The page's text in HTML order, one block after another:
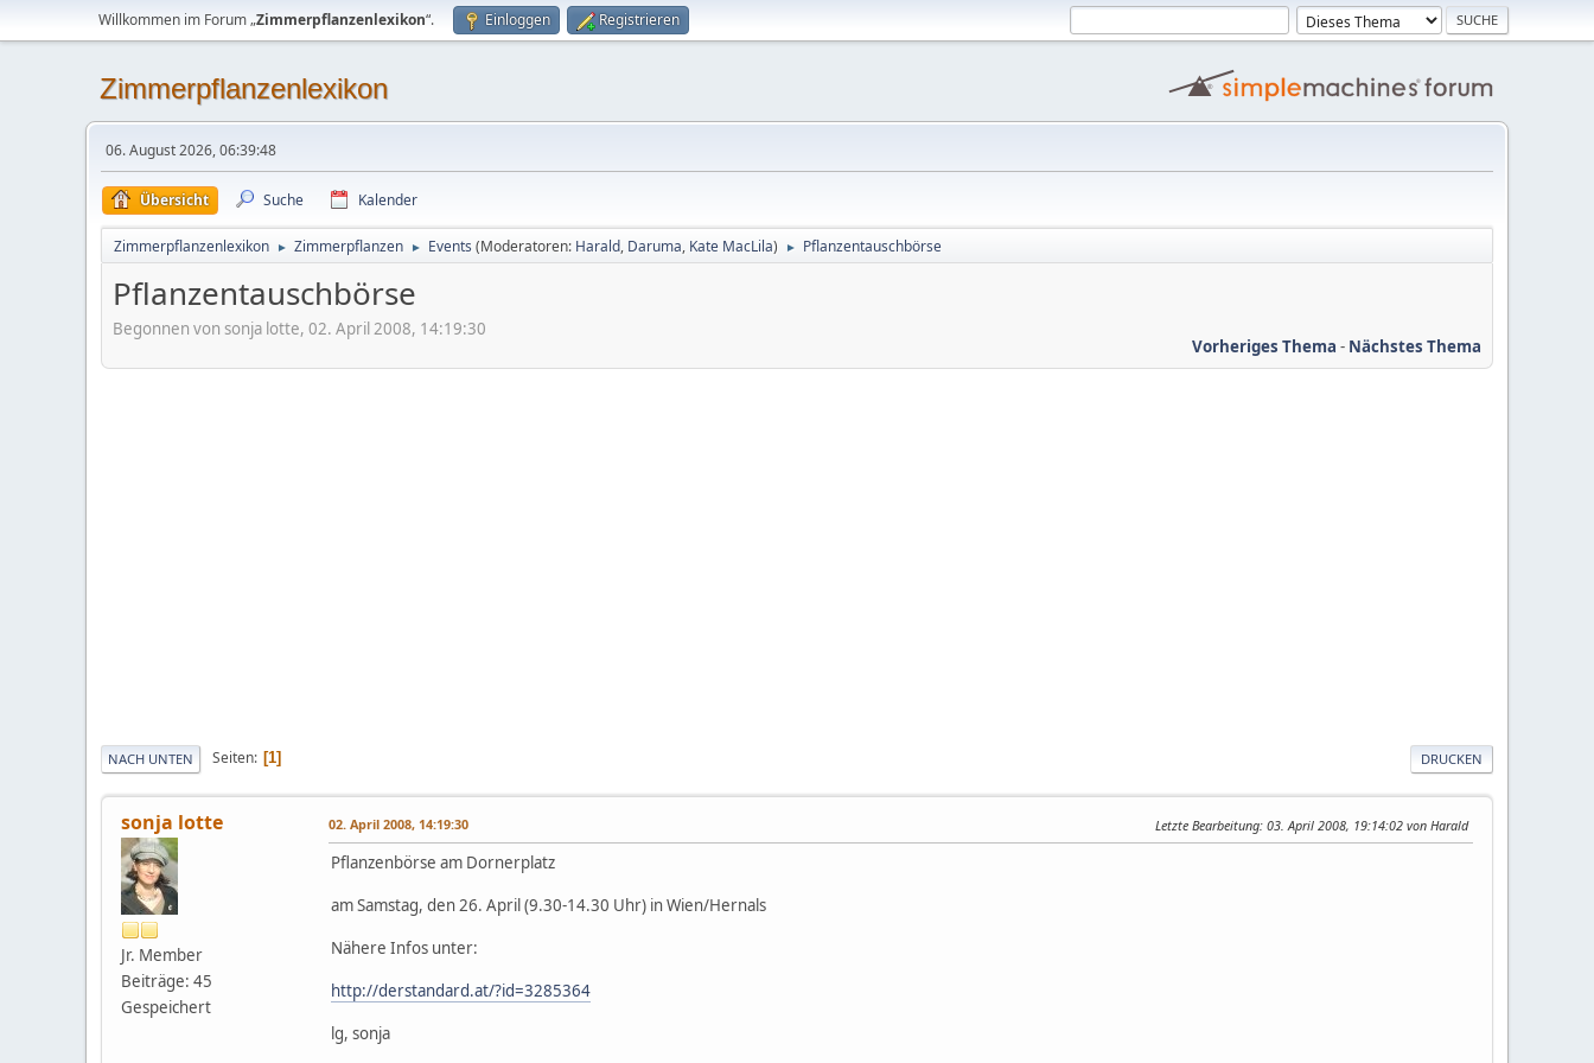
Willkommen im Forum „Zimmerpflanzenlexikon“. Einloggen Registrieren
Zimmerpflanzenlexikon
06. August 2026, 06:39:48
Übersicht Suche Kalender
Zimmerpflanzenlexikon ► Zimmerpflanzen ► Events (Moderatoren: Harald, Daruma, Kate MacLila) ► Pflanzentauschbörse
Pflanzentauschbörse
Begonnen von sonja lotte, 02. April 2008, 14:19:30
Vorheriges Thema - Nächstes Thema
DRUCKEN
NACH UNTEN Seiten 1
sonja lotte
Jr. Member
Beiträge: 45
Gespeichert
02. April 2008, 14:19:30 Letzte Bearbeitung: 03. April 2008, 19:14:02 von Harald
Pflanzenbörse am Dornerplatz
am Samstag, den 26. April (9.30-14.30 Uhr) in Wien/Hernals
Nähere Infos unter:
http://derstandard.at/?id=3285364
lg, sonja